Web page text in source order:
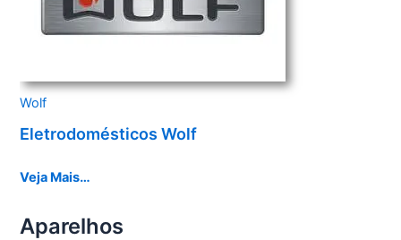
Wolf
Eletrodomésticos Wolf
Veja Mais…
Aparelhos